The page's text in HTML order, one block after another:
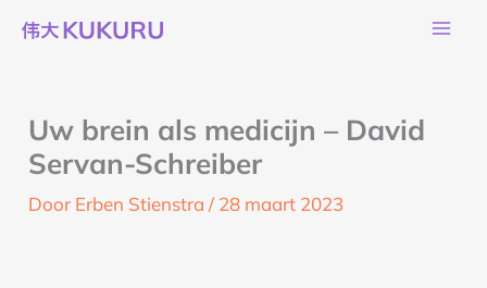
naar
Uw brein als medicijn – David
Servan-Schreiber
Door Erben Stienstra/ 28 maart 2023